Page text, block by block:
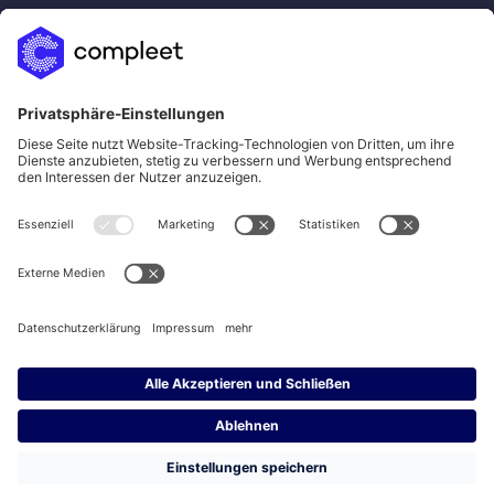
sales@compleet.com
Xing
YouTube
Impressum Datenschutz